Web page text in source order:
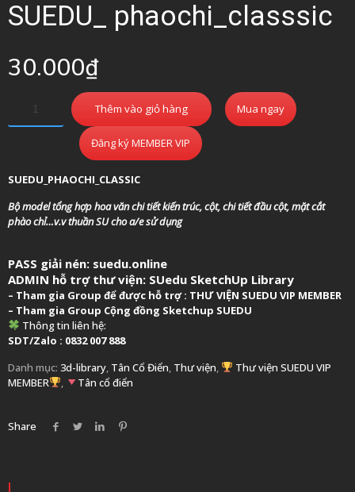
SUEDU_ phaochi_classsic
30.000₫
Thêm vào giỏ hàng Mua ngay
Đăng ký MEMBER VIP
SUEDU_PHAOCHI_CLASSIC
Bộ model tổng hợp hoa văn chi tiết kiến trúc, cột, chi tiết đầu cột, mặt cắt
phào chỉ…v.v thuần SU cho a/e sử dụng
PASS giải nén: suedu.online
ADMIN hỗ trợ thư viện: SUedu SketchUp Library
– Tham gia Group để được hỗ trợ : THƯ VIỆN SUEDU VIP MEMBER
– Tham gia Group Cộng đồng Sketchup SUEDU
Thông tin liên hệ:
SDT/Zalo : 0832 007 888
Danh mục: 3d-library, Tân Cổ Điển, Thư viện,
Thư viện SUEDU VIP
MEMBER
, Tân cổ điển
Share